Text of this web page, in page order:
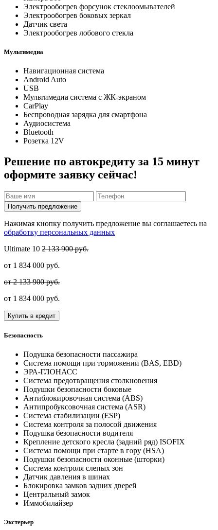
Электрообогрев форсунок стеклоомывателей
Электрообогрев боковых зеркал
Датчик света
Электрообогрев лобового стекла
Мультимедиа
Навигационная система
Android Auto
USB
Мультимедиа система с ЖК-экраном
CarPlay
Беспроводная зарядка для смартфона
Аудиосистема
Bluetooth
Розетка 12V
Решение по автокредиту за 15 минут
оформите заявку сейчас!
Получить предложение
Нажимая кнопку получить предложение вы соглашаетесь на
обработку персональных данных
Ultimate 10 2 133 900 руб.
от 1 834 000 руб.
от 2 133 900 руб.
от 1 834 000 руб.
Купить в кредит
Безопасность
Подушка безопасности пассажира
Система помощи при торможении (BAS, EBD)
ЭРА-ГЛОНАСС
Система предотвращения столкновения
Подушки безопасности боковые
Антиблокировочная система (ABS)
Антипробуксовочная система (ASR)
Система стабилизации (ESP)
Система контроля за полосой движения
Подушка безопасности водителя
Крепление детского кресла (задний ряд) ISOFIX
Система помощи при старте в гору (HSA)
Подушки безопасности оконные (шторки)
Система контроля слепых зон
Датчик давления в шинах
Блокировка замков задних дверей
Центральный замок
Иммобилайзер
Экстерьер